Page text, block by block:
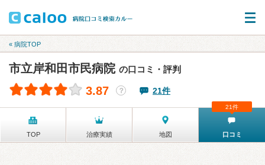
« 病院TOP
市立岸和田市民病院 の口コミ・評判
3.87 ？ 21件
TOP 治療実績 地図 口コミ
21件